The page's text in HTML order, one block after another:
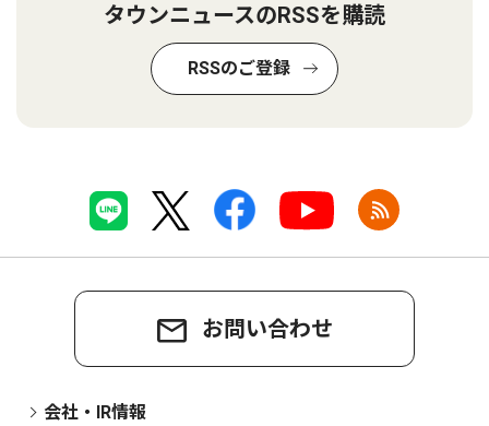
タウンニュースのRSSを購読
RSSのご登録
お問い合わせ
会社・IR情報